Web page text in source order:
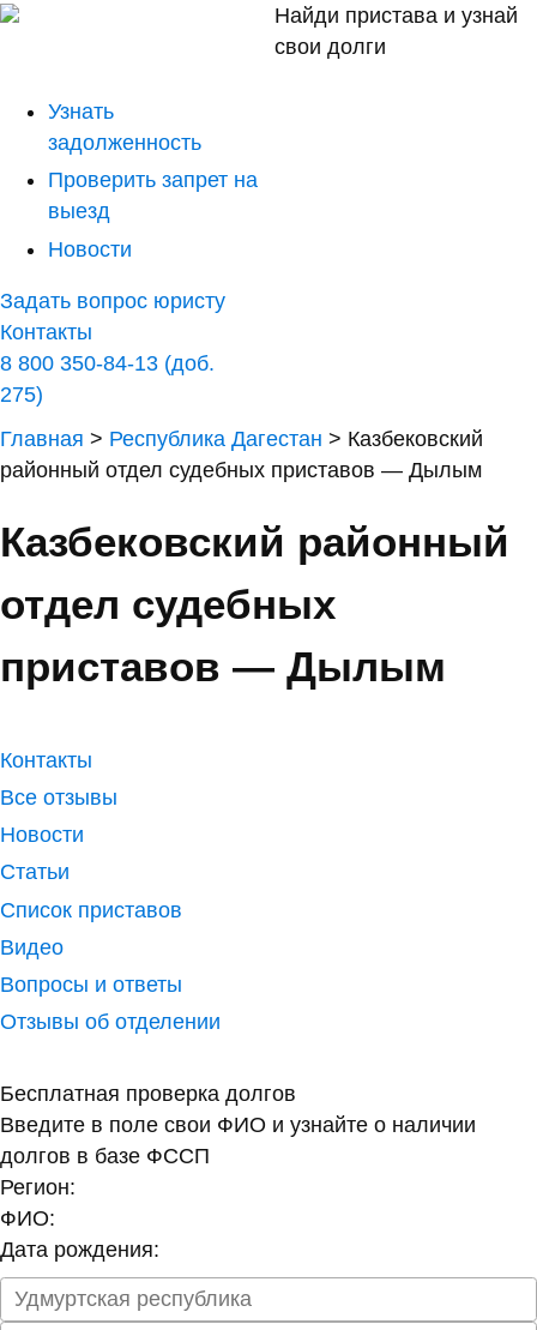
Найди пристава и узнай
свои долги
Узнать
задолженность
Проверить запрет на
выезд
Новости
Задать вопрос юристу
Контакты
8 800 350-84-13 (доб.
275)
Главная > Республика Дагестан > Казбековский
районный отдел судебных приставов — Дылым
Казбековский районный
отдел судебных
приставов — Дылым
Контакты
Все отзывы
Новости
Статьи
Список приставов
Видео
Вопросы и ответы
Отзывы об отделении
Бесплатная проверка долгов
Введите в поле свои ФИО и узнайте о наличии
долгов в базе ФССП
Регион:
ФИО:
Дата рождения: